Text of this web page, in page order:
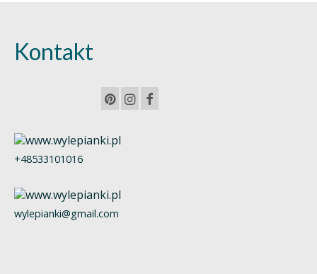
Kontakt
+48533101016
wylepianki@gmail.com